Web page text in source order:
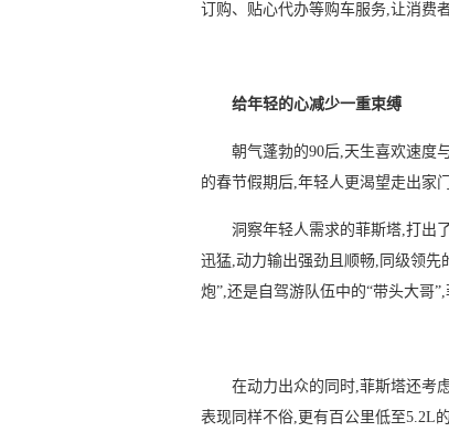
订购、贴心代办等购车服务,让消费
给年轻的心减少一重束缚
朝气蓬勃的90后,天生喜欢速度
的春节假期后,年轻人更渴望走出家门
洞察年轻人需求的菲斯塔,打出
迅猛,动力输出强劲且顺畅,同级领先
炮”,还是自驾游队伍中的“带头大哥
在动力出众的同时,菲斯塔还考
表现同样不俗,更有百公里低至5.2L